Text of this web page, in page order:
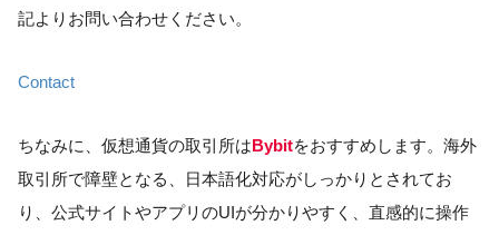
記よりお問い合わせください。
Contact
ちなみに、仮想通貨の取引所は Bybitをおすすめします。海外
取引所で障壁となる、日本語化対応がしっかりとされてお
り、公式サイトやアプリのUIが分かりやすく、直感的に操作